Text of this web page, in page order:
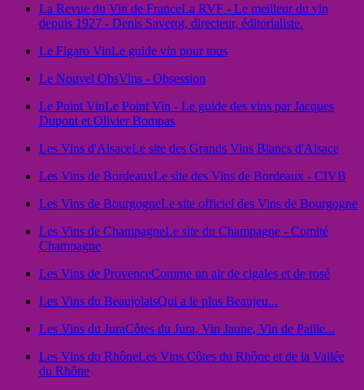
La Revue du Vin de FranceLa RVF - Le meilleur du vin
depuis 1927 - Denis Saverot, directeur, éditorialiste.
Le Figaro VinLe guide vin pour tous
Le Nouvel ObsVins - Obsession
Le Point VinLe Point Vin - Le guide des vins par Jacques
Dupont et Olivier Bompas
Les Vins d'AlsaceLe site des Grands Vins Blancs d'Alsace
Les Vins de BordeauxLe site des Vins de Bordeaux - CIVB
Les Vins de BourgogneLe site officiel des Vins de Bourgogne
Les Vins de ChampagneLe site du Champagne - Comité
Champagne
Les Vins de ProvenceComme un air de cigales et de rosé
Les Vins du BeaujolaisQui a le plus Beaujeu...
Les Vins du JuraCôtes du Jura, Vin Jaune, Vin de Paille...
Les Vins du RhôneLes Vins Côtes du Rhône et de la Vallée
du Rhône